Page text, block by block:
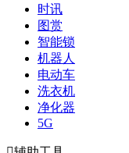
时讯
图赏
智能锁
机器人
电动车
洗衣机
净化器
5G